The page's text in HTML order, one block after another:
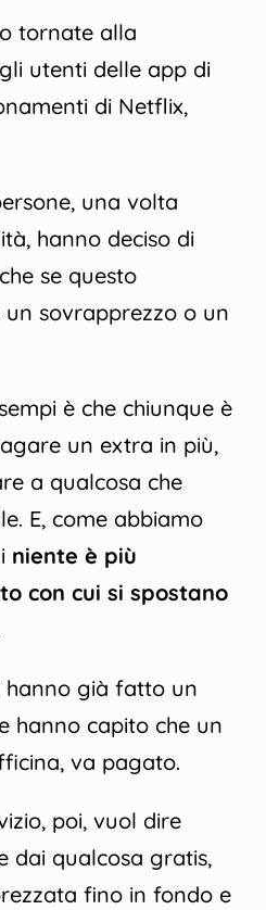
tornate alla
utenti delle app di
di Netflix,
una volta
hanno deciso di
se questo
sovrapprezzo o un
è che chiunque è
un extra in più,
a qualcosa che
E, come abbiamo
niente è più
con cui si spostano
hanno già fatto un
hanno capito che un
va pagato.
poi, vuol dire
dai qualcosa gratis,
fino in fondo e